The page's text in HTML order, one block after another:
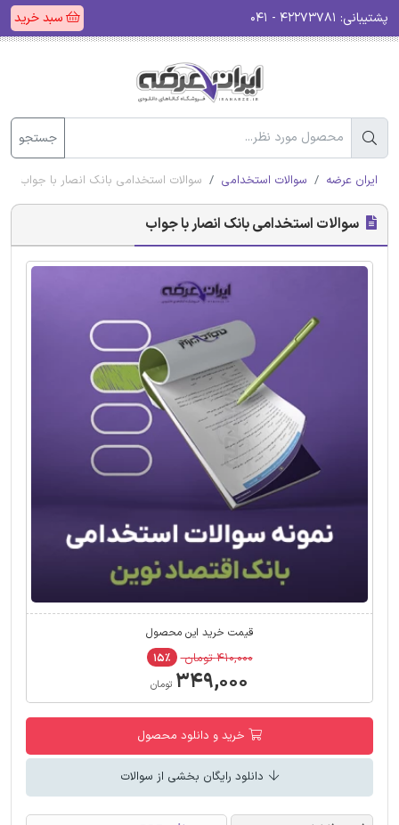
پشتیبانی: سبد خرید
جستجو
ایران عرضه سوالات استخدامی سوالات استخدامی بانک انصار با جواب
سوالات استخدامی بانک انصار با جواب
قیمت خرید این محصول
۴۱۰,۰۰۰ تومان ۱۵٪
۳۴۹,۰۰۰ تومان
خرید و دانلود محصول
دانلود رایگان بخشی از سوالات